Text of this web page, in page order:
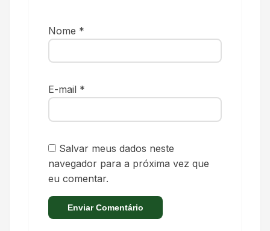
Nome *
E-mail *
Salvar meus dados neste
navegador para a próxima vez que
eu comentar.